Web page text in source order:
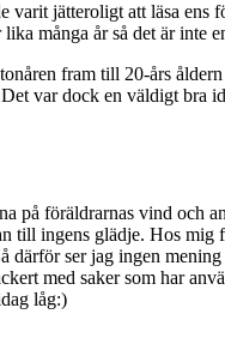
varit jätteroligt att läsa
många år så det är inte
fram till 20-års
var dock en väldigt bra
på föräldrarnas vind och
till ingens glädje. Hos mig
därför ser jag ingen
med saker som har
låg:)